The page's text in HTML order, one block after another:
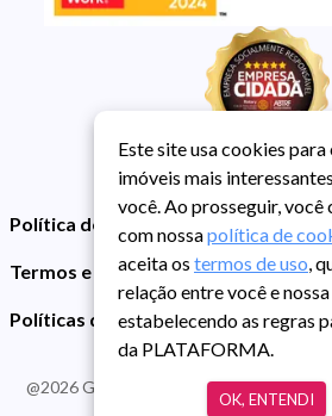
Política de Privacidade
Termos e Condições de Uso
Políticas de Cookies
@2026Guarida Imóvel. Todos os direitos
413J | CNPJ Guarida:
Este site usa cookies
imóveis mais
você. Ao prosseguir, você
com nossapolítica de
aceita os termos de uso,
relação entre você e
estabelecendo as regras
da PLATAFORMA.
OK, ENTENDI